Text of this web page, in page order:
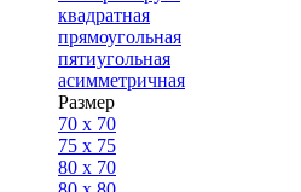
квадратная
прямоугольная
пятиугольная
асимметричная
Размер
70 x 70
75 x 75
80 x 70